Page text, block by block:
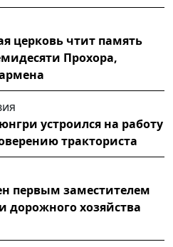
церковь чтит память
Прохора,
устроился на работу
тракториста
первым заместителем
дорожного хозяйства